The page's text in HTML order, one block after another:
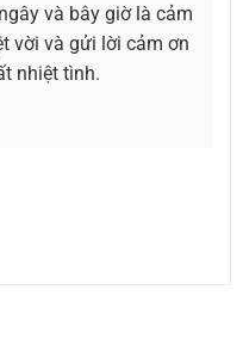
và bây giờ là cảm
vời và gửi lời cảm ơn
nhiệt tình.